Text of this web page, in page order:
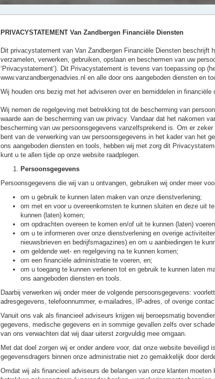
PRIVACYSTATEMENT Van Zandbergen Financiële Diensten
Dit privacystatement van Van Zandbergen Financiële Diensten beschrijft
verzamelen, verwerken, gebruiken, opslaan en beschermen van uw
‘Privacystatement’). Dit Privacystatement is tevens van toepassing op
www.vanzandbergenadvies.nl en alle door ons aangeboden diensten en
Wij houden ons bezig met het adviseren over en bemiddelen in financiële
Wij nemen de regelgeving met betrekking tot de bescherming van
waarde aan de bescherming van uw privacy. Vandaar dat het nakomen
bescherming van uw persoonsgegevens vanzelfsprekend is. Om er
bent van de verwerking van uw persoonsgegevens in het kader van het
ons aangeboden diensten en tools, hebben wij met zorg dit
kunt u te allen tijde op onze website raadplegen.
Persoonsgegevens
Persoonsgegevens die wij van u ontvangen, gebruiken wij onder meer
om u gebruik te kunnen laten maken van onze dienstverlening;
om met en voor u overeenkomsten te kunnen sluiten en deze uit
kunnen (laten) komen;
om opdrachten overeen te komen en/of uit te kunnen (laten)
om u te informeren over onze dienstverlening en overige
nieuwsbrieven en bedrijfsmagazines) en om u aanbiedingen te
om geldende wet- en regelgeving na te kunnen komen;
om een financiële administratie te voeren, en;
om u toegang te kunnen verlenen tot en gebruik te kunnen laten
ons aangeboden diensten en tools.
Daarbij verwerken wij onder meer de volgende persoonsgegevens:
adresgegevens, telefoonnummer, e-mailadres, IP-adres, of overige
Vanuit ons vak als financieel adviseurs krijgen wij beroepsmatig
gegevens, medische gegevens en in sommige gevallen zelfs over
van ons verwachten dat wij daar uiterst zorgvuldig mee omgaan.
Met dat doel zorgen wij er onder andere voor, dat onze website beveiligd
gegevensdragers binnen onze administratie niet zo gemakkelijk door
Omdat wij als financieel adviseurs de belangen van onze klanten moeten